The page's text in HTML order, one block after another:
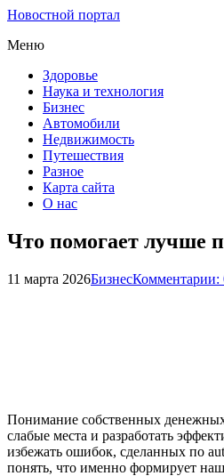
Новостной портал
Меню
Здоровье
Наука и технология
Бизнес
Автомобили
Недвижимость
Путешествия
Разное
Карта сайта
О нас
Что помогает лучше
11 марта 2026БизнесКомментарии:
Понимание собственных денежных
слабые места и разработать
избежать ошибок, сделанных по
понять, что именно формирует